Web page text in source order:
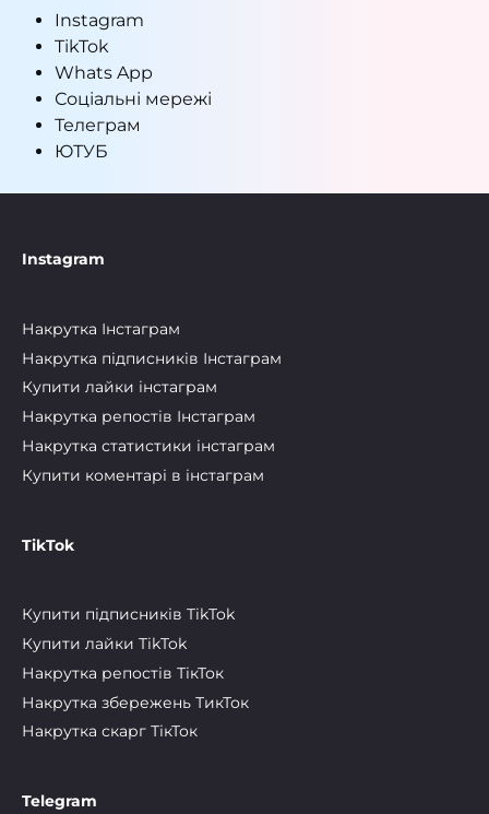
Instagram
TikTok
Whats App
Соціальні мережі
Телеграм
ЮТУБ
Instagram
Накрутка Інстаграм
Накрутка підписників Інстаграм
Купити лайки інстаграм
Накрутка репостів Інстаграм
Накрутка статистики інстаграм
Купити коментарі в інстаграм
TikTok
Купити підписників TikTok
Купити лайки TikTok
Накрутка репостів ТікТок
Накрутка збережень ТикТок
Накрутка скарг ТікТок
Telegram